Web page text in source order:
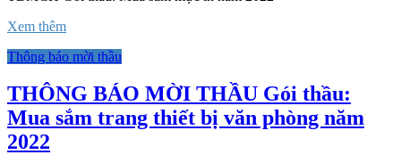
Xem thêm
Thông báo mời thầu
THÔNG BÁO MỜI THẦU Gói thầu:
Mua sắm trang thiết bị văn phòng năm
2022